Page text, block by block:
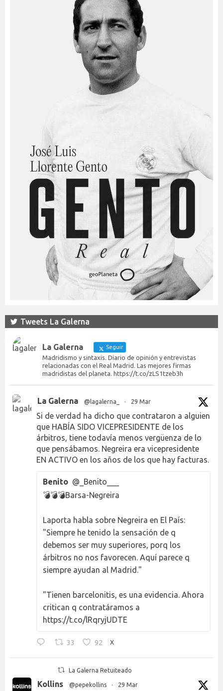
Tweets La Galerna
La Galerna Seguir
Madridismo y sintaxis. Diario de opinión y entrevistas
relacionadas con el Real Madrid. Las mejores firmas
madridistas del planeta. https://t.co/zLS1tzeb3h
La Galerna @lagalerna_ · 29 Mar
Si de verdad ha dicho que contrataron a alguien
que HABÍA SIDO VICEPRESIDENTE de los
árbitros, tiene todavía menos vergüenza de lo
que pensábamos. Negreira era vicepresidente
EN ACTIVO en los años de los que hay facturas.
Benito @_Benito___
💣💣💣Barsa-Negreira
Laporta habla sobre Negreira en El País:
"Siempre he tenido la sensación de q
debemos ser muy superiores, porq los
árbitros no nos favorecen. Aquí parece q
siempre ayudan al Madrid."
"Tienen barcelonitis, es una evidencia. Ahora
critican q contratáramos a
https://t.co/lRqryjUDTE
33 92 X
La Galerna Retuiteado
Kollins @pepekollins · 29 Mar